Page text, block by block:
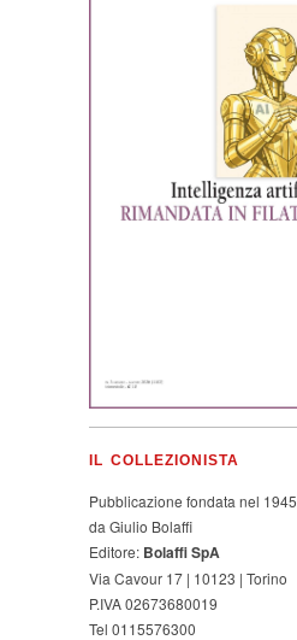
IL COLLEZIONISTA
Pubblicazione fondata nel 1945
da Giulio Bolaffi
Editore: Bolaffi SpA
Via Cavour 17 | 10123 | Torino
P.IVA 02673680019
Tel 0115576300